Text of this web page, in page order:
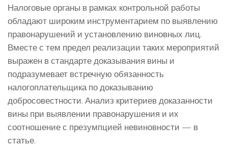
Налоговые органы в рамках контрольной работы
обладают широким инструментарием по выявлению
правонарушений и установлению виновных лиц.
Вместе с тем предел реализации таких мероприятий
выражен в стандарте доказывания вины и
подразумевает встречную обязанность
налогоплательщика по доказыванию
добросовестности. Анализ критериев доказанности
вины при выявлении правонарушения и их
соотношение с презумпцией невиновности — в
статье.